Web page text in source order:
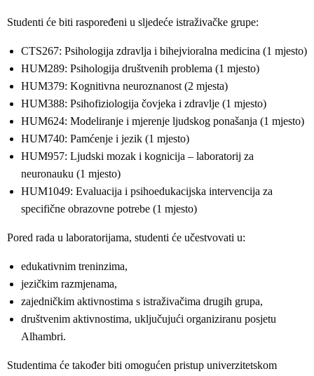
Studenti će biti raspoređeni u sljedeće istraživačke grupe:
CTS267: Psihologija zdravlja i bihejvioralna medicina (1 mjesto)
HUM289: Psihologija društvenih problema (1 mjesto)
HUM379: Kognitivna neuroznanost (2 mjesta)
HUM388: Psihofiziologija čovjeka i zdravlje (1 mjesto)
HUM624: Modeliranje i mjerenje ljudskog ponašanja (1 mjesto)
HUM740: Pamćenje i jezik (1 mjesto)
HUM957: Ljudski mozak i kognicija – laboratorij za
neuronauku (1 mjesto)
HUM1049: Evaluacija i psihoedukacijska intervencija za
specifične obrazovne potrebe (1 mjesto)
Pored rada u laboratorijama, studenti će učestvovati u:
edukativnim treninzima,
jezičkim razmjenama,
zajedničkim aktivnostima s istraživačima drugih grupa,
društvenim aktivnostima, uključujući organiziranu posjetu
Alhambri.
Studentima će također biti omogućen pristup univerzitetskom